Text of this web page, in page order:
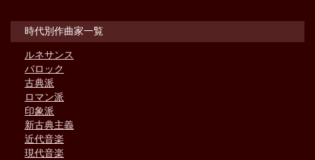
時代別作曲家一覧
ルネサンス
バロック
古典派
ロマン派
印象派
新古典主義
近代音楽
現代音楽